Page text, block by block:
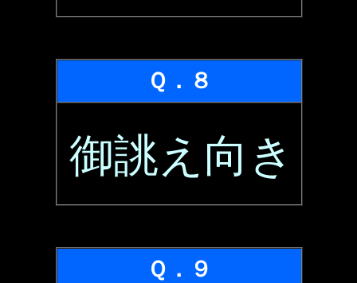
Ｑ．８
御誂え向き
Ｑ．９